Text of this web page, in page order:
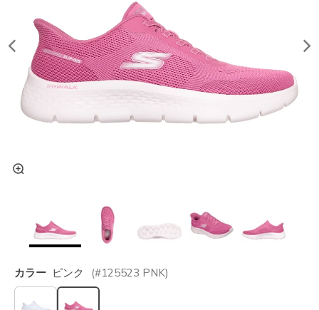
カラー ピンク (#125523 PNK)